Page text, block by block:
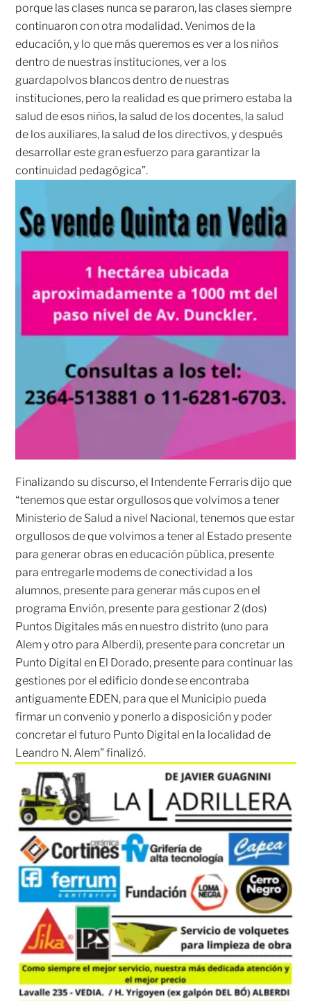
porque las clases nunca se pararon, las clases siempre
continuaron con otra modalidad. Venimos de la
educación, y lo que más queremos es ver a los niños
dentro de nuestras instituciones, ver a los
guardapolvos blancos dentro de nuestras
instituciones, pero la realidad es que primero estaba la
salud de esos niños, la salud de los docentes, la salud
de los auxiliares, la salud de los directivos, y después
desarrollar este gran esfuerzo para garantizar la
continuidad pedagógica”.
Finalizando su discurso, el Intendente Ferraris dijo que
“tenemos que estar orgullosos que volvimos a tener
Ministerio de Salud a nivel Nacional, tenemos que estar
orgullosos de que volvimos a tener al Estado presente
para generar obras en educación pública, presente
para entregarle modems de conectividad a los
alumnos, presente para generar más cupos en el
programa Envión, presente para gestionar 2 (dos)
Puntos Digitales más en nuestro distrito (uno para
Alem y otro para Alberdi), presente para concretar un
Punto Digital en El Dorado, presente para continuar las
gestiones por el edificio donde se encontraba
antiguamente EDEN, para que el Municipio pueda
firmar un convenio y ponerlo a disposición y poder
concretar el futuro Punto Digital en la localidad de
Leandro N. Alem” finalizó.